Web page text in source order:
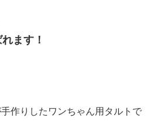
ます！
作りしたワンちゃん用タルトで